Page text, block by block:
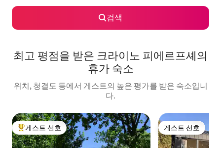
검색
최고 평점을 받은 크라이노 피에르프셰의
휴가 숙소
위치, 청결도 등에서 게스트의 높은 평가를 받은 숙소입니
다.
상위 게스트 선호
게스트 선호 게스트 선호
게스트 선호